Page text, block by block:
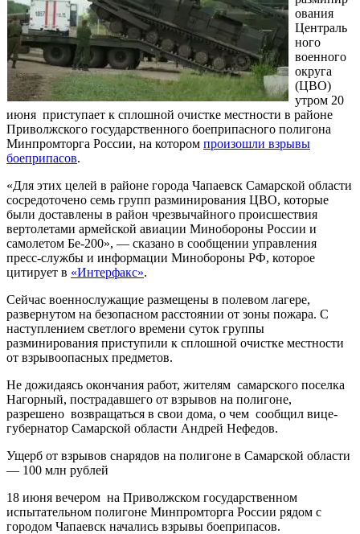
ования
Централь
ного
военного
округа
(ЦВО)
утром 20
июня приступает к сплошной очистке местности в районе
Приволжского государственного боеприпасного полигона
Минпромторга России, на котором произошли взрывы
боеприпасов.
«Для этих целей в районе города Чапаевск Самарской области
сосредоточено семь групп разминирования ЦВО, которые
были доставлены в район чрезвычайного происшествия
вертолетами армейской авиации Минобороны России и
самолетом Бе-200», — сказано в сообщении управления
пресс-службы и информации Минобороны РФ, которое
цитирует в «Интерфакс».
Сейчас военнослужащие размещены в полевом лагере,
развернутом на безопасном расстоянии от зоны пожара. С
наступлением светлого времени суток группы
разминирования приступили к сплошной очистке местности
от взрывоопасных предметов.
Не дожидаясь окончания работ, жителям самарского поселка
Нагорный, пострадавшего от взрывов на полигоне,
разрешено возвращаться в свои дома, о чем сообщил вице-
губернатор Самарской области Андрей Нефедов.
Ущерб от взрывов снарядов на полигоне в Самарской области
— 100 млн рублей
18 июня вечером на Приволжском государственном
испытательном полигоне Минпромторга России рядом с
городом Чапаевск начались взрывы боеприпасов.